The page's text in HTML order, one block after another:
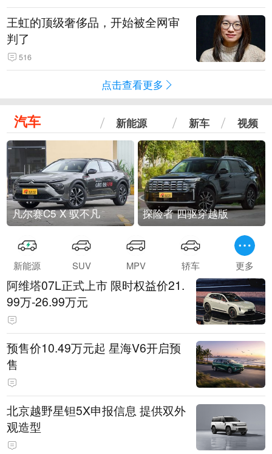
王虹的顶级奢侈品，开始被全网审
判了
516
点击查看更多
汽车 新能源 新车 视频
凡尔赛C5 X 驭不凡 探险者 四驱穿越版
新能源 SUV MPV 轿车 更多
阿维塔07L正式上市 限时权益价21.
99万-26.99万元
预售价10.49万元起 星海V6开启预
售
北京越野星钽5X申报信息 提供双外
观造型